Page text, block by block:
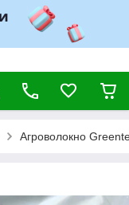
Агроволокно